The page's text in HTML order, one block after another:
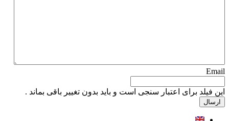
Email
این فیلد برای اعتبار سنجی است و باید بدون تغییر باقی بماند .